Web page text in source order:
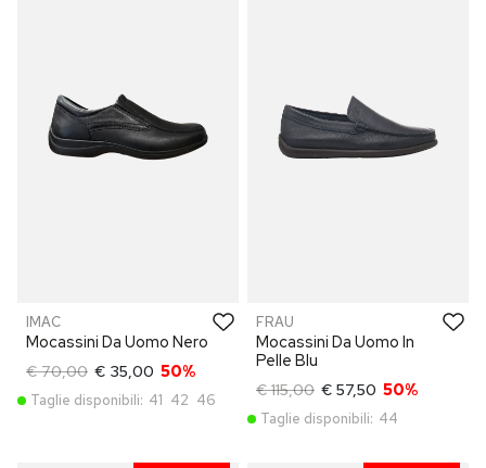
IMAC
Mocassini Da Uomo Nero
€ 70,00 € 35,00 50%
Taglie disponibili: 41 42 46
FRAU
Mocassini Da Uomo In
Pelle Blu
€ 115,00 € 57,50 50%
Taglie disponibili: 44